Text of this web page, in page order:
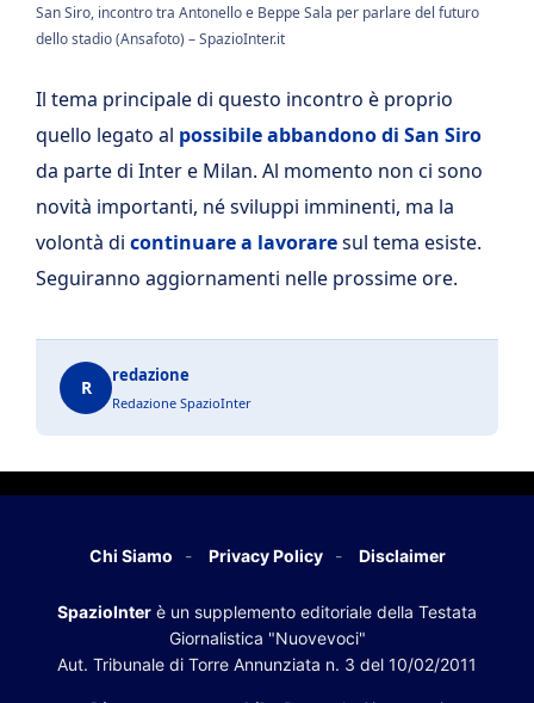
San Siro, incontro tra Antonello e Beppe Sala per parlare del futuro
dello stadio (Ansafoto) – SpazioInter.it
Il tema principale di questo incontro è proprio
quello legato al possibile abbandono di San Siro
da parte di Inter e Milan. Al momento non ci sono
novità importanti, né sviluppi imminenti, ma la
volontà di continuare a lavoraresul tema esiste.
Seguiranno aggiornamenti nelle prossime ore.
R
redazione
Redazione SpazioInter
Chi Siamo Privacy Policy Disclaimer
SpazioInter è un supplemento editoriale della Testata
Giornalistica "Nuovevoci"
Aut. Tribunale di Torre Annunziata n. 3 del 10/02/2011